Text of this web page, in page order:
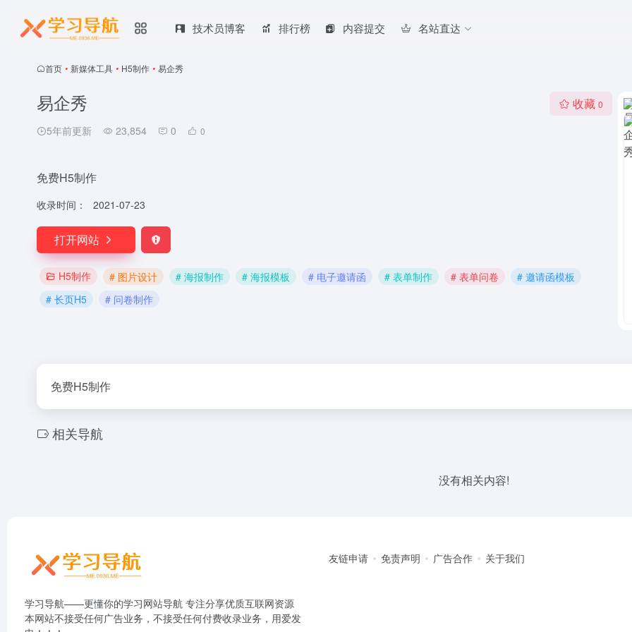
技术员博客 排行榜 内容提交 名站直达
首页 • 新媒体工具 • H5制作 • 易企秀
易企秀
5年前更新 23,854 0 0
收藏 0
免费H5制作
收录时间： 2021-07-23
打开网站
H5制作 # 图片设计 # 海报制作 # 海报模板 # 电子邀请函 # 表单制作 # 表单问卷
# 邀请函模板
# 长页H5
# 问卷制作
免费H5制作
相关导航
没有相关内容!
学习导航——更懂你的学习网站导航 专注分享优质互联网资源
本网站不接受任何广告业务，不接受任何付费收录业务，用爱发
友链申请 免责声明 广告合作 关于我们